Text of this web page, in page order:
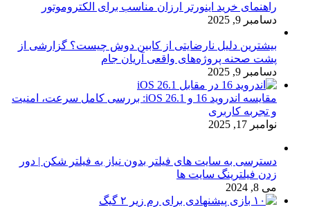
راهنمای خرید اینورتر ارزان مناسب برای الکتروموتور
دسامبر 9, 2025
بیشترین دلیل نارضایتی از کابین دوش چیست؟ گزارشی از
پشت صحنه پروژه‌های واقعی آریان جام
دسامبر 9, 2025
مقایسه اندروید 16 و iOS 26.1: بررسی کامل سرعت، امنیت
و تجربه کاربری
نوامبر 17, 2025
دسترسی به سایت های فیلتر بدون نیاز به فیلتر شکن | دور
زدن فیلترینگ سایت ها
می 8, 2024